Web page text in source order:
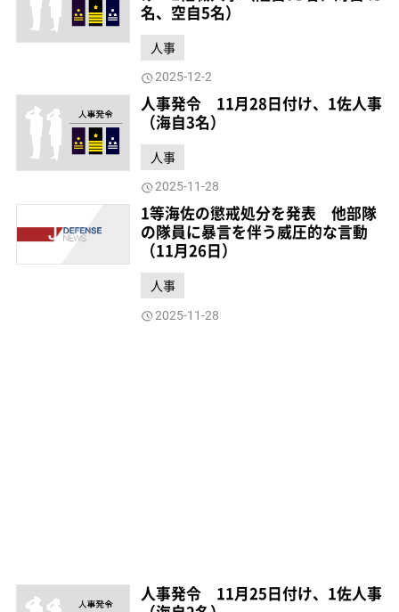
名、空自5名）
人事
2025-12-2
人事発令 11月28日付け、1佐人事
（海自3名）
人事
2025-11-28
1等海佐の懲戒処分を発表 他部隊
の隊員に暴言を伴う威圧的な言動
（11月26日）
人事
2025-11-28
人事発令 11月25日付け、1佐人事